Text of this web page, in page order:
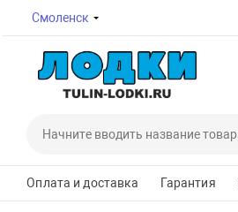
Смоленск
Оплата и доставка Гарантия